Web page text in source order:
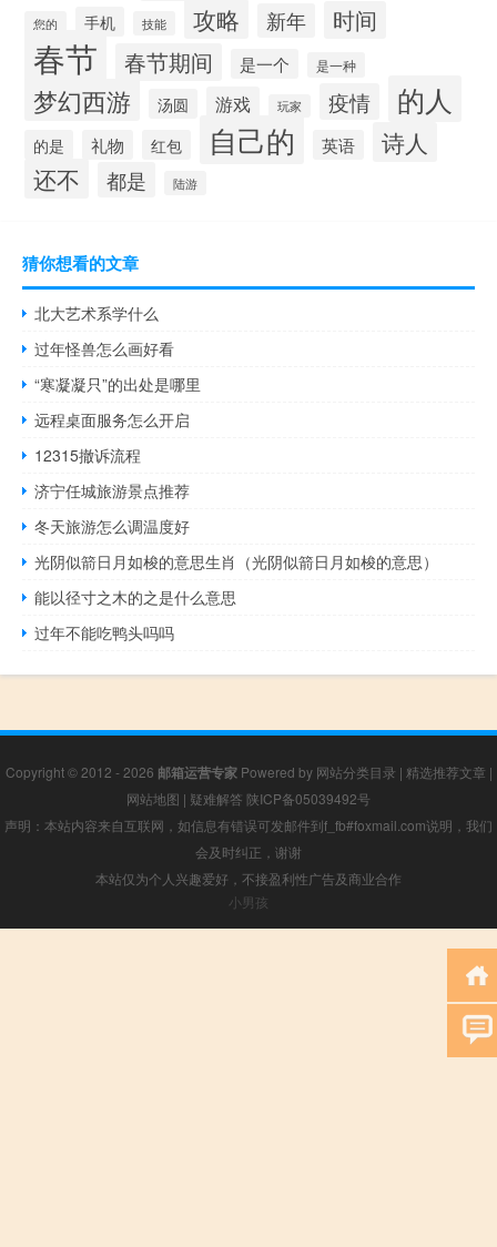
您的 手机 技能 攻略 新年 时间
春节 春节期间 是一个 是一种
梦幻西游 汤圆 游戏 玩家 疫情 的人
的是 礼物 红包 自己的 英语
诗人
还不
都是 陆游
猜你想看的文章
北大艺术系学什么
过年怪兽怎么画好看
“寒凝凝只”的出处是哪里
远程桌面服务怎么开启
12315撤诉流程
济宁任城旅游景点推荐
冬天旅游怎么调温度好
光阴似箭日月如梭的意思生肖（光阴似箭日月如梭的意思）
能以径寸之木的之是什么意思
过年不能吃鸭头吗吗
Copyright © 2012 - 2026 邮箱运营专家Powered by 网站分类目录 | 精选推荐文章 |
网站地图 | 疑难解答 陕ICP备05039492号
声明：本站内容来自互联网，如信息有错误可发邮件到f_fb#foxmail.com说明，我们
会及时纠正，谢谢
本站仅为个人兴趣爱好，不接盈利性广告及商业合作
小男孩